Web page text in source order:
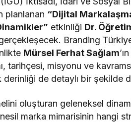
planlanan “Dijital
etkinliği Dr.
Branding
Mürsel Ferhat Sağlam
tarihçesi, misyonu ve
derinliği de detaylı bir şekilde
oluşturan geleneksel
marka mimarisinin hangi